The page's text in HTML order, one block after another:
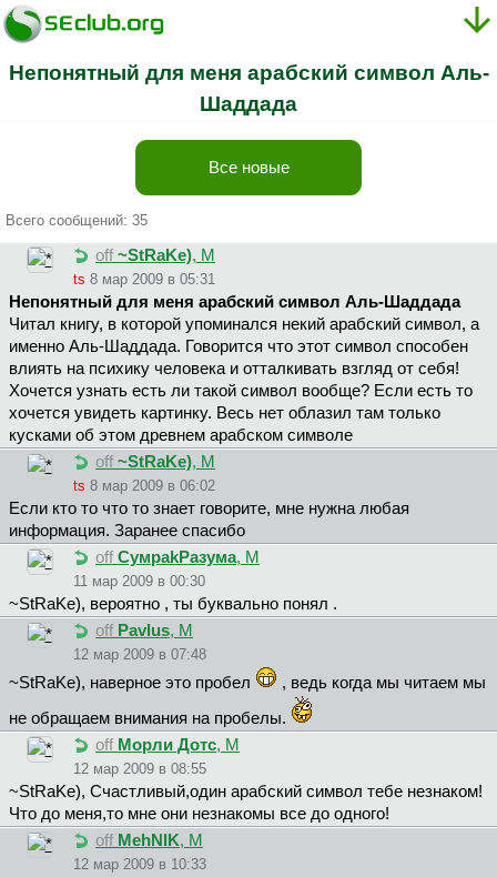
Непонятный для меня арабский символ Аль-
Шаддада
Все новые
Всего сообщений: 35
off ~StRaKe), М
ts 8 мар 2009 в 05:31
Непонятный для меня арабский символ Аль-Шаддада
Читал книгу, в которой упоминался некий арабский символ, а
именно Аль-Шаддада. Говорится что этот символ способен
влиять на психику человека и отталкивать взгляд от себя!
Хочется узнать есть ли такой символ вообще? Если есть то
хочется увидеть картинку. Весь нет облазил там только
кусками об этом древнем арабском символе
off ~StRaKe), М
ts 8 мар 2009 в 06:02
Если кто то что то знает говорите, мне нужна любая
информация. Заранее спасибо
off CyмpakPaзyмa, М
11 мар 2009 в 00:30
~StRaKe), вероятно , ты буквально понял .
off Pavlus, М
12 мар 2009 в 07:48
~StRaKe), наверное это пробел
, ведь когда мы читаем мы
не обращаем внимания на пробелы.
off Морли Дотс, М
12 мар 2009 в 08:55
~StRaKe), Счастливый,один арабский символ тебе незнаком!
Что до меня,то мне они незнакомы все до одного!
off MehNIK, М
12 мар 2009 в 10:33